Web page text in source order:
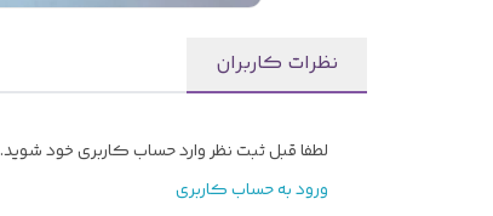
نظرات کاربران
لطفا قبل ثبت نظر وارد حساب کاربری خود شوید.
ورود به حساب کاربری